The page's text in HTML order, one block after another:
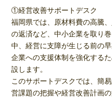
①経営改善サポートデスク
福岡県では、原材料費の高騰
の返済など、中小企業を取り
中、経営に支障が生じる前の
企業への支援体制を強化する
設します。
このサポートデスクでは、簡
営課題の把握や経営改善計画